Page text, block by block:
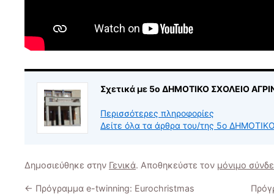
Σχετικά με 5ο ΔΗΜΟΤΙΚΟ ΣΧΟΛΕΙΟ
Περισσότερες πληροφορίες
Δείτε όλα τα άρθρα του/της 5ο
Δημοσιεύθηκε στην Γενικά. Αποθηκεύστε τον μόνιμο
← Πρόγραμμα e-twinning: Eurochristmas